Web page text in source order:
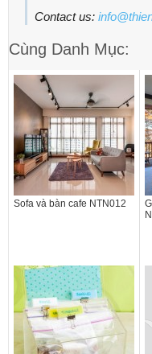
Contact us:
Cùng Danh Mục:
Sofa và bàn cafe NTN012